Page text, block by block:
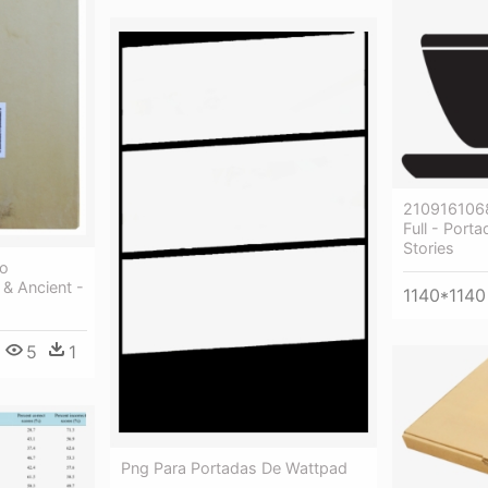
Ancient -
5 1
Full -
Stories
1140*1140
Png Para Portadas De Wattpad